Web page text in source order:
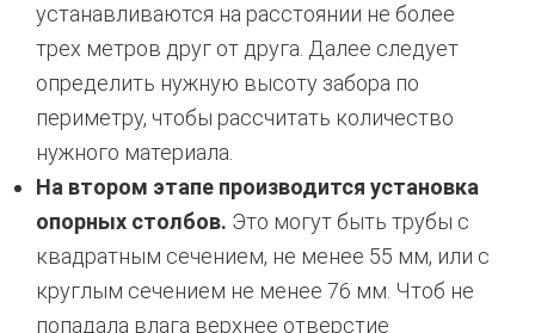
устанавливаются на расстоянии не более
трех метров друг от друга. Далее следует
определить нужную высоту забора по
периметру, чтобы рассчитать количество
нужного материала.
На втором этапе производится установка
опорных столбов. Это могут быть трубы с
квадратным сечением, не менее 55 мм, или с
круглым сечением не менее 76 мм. Чтоб не
попадала влага верхнее отверстие